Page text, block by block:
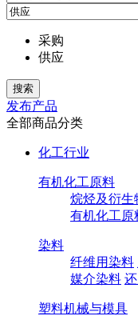
采购
供应
发布产品
全部商品分类
化工行业
有机化工原料
烷烃及衍生
有机化工原
染料
纤维用染料
媒介染料
塑料机械与模具